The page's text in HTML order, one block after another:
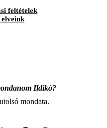
feltételek
Ildikó?
mondata.